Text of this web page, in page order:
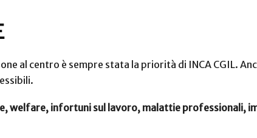
al centro è sempre stata la priorità di INCA CGIL.
welfare, infortuni sul lavoro, malattie professionali,